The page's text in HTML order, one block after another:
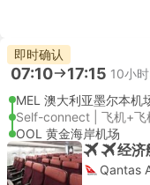
即时确认
07:10 17:15 10小
MEL 澳大利亚墨尔本机
Self-connect | 飞机+飞
OOL 黄金海岸机场
经济
Qantas